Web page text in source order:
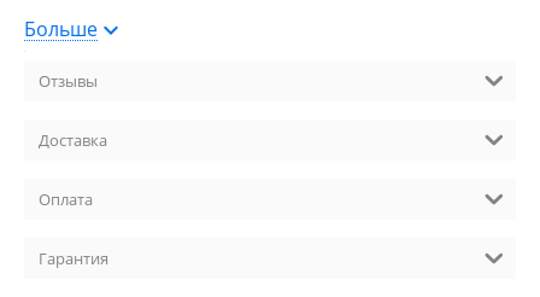
Аккумулятор Delta HR 12-9 являются герметизированными,
Изготавливаются по современной технологии. Благодаря
разрядные характеристики.
Высота: 100 мм
Ширина: 65 мм
Больше
Отзывы
Доставка
Оплата
Гарантия